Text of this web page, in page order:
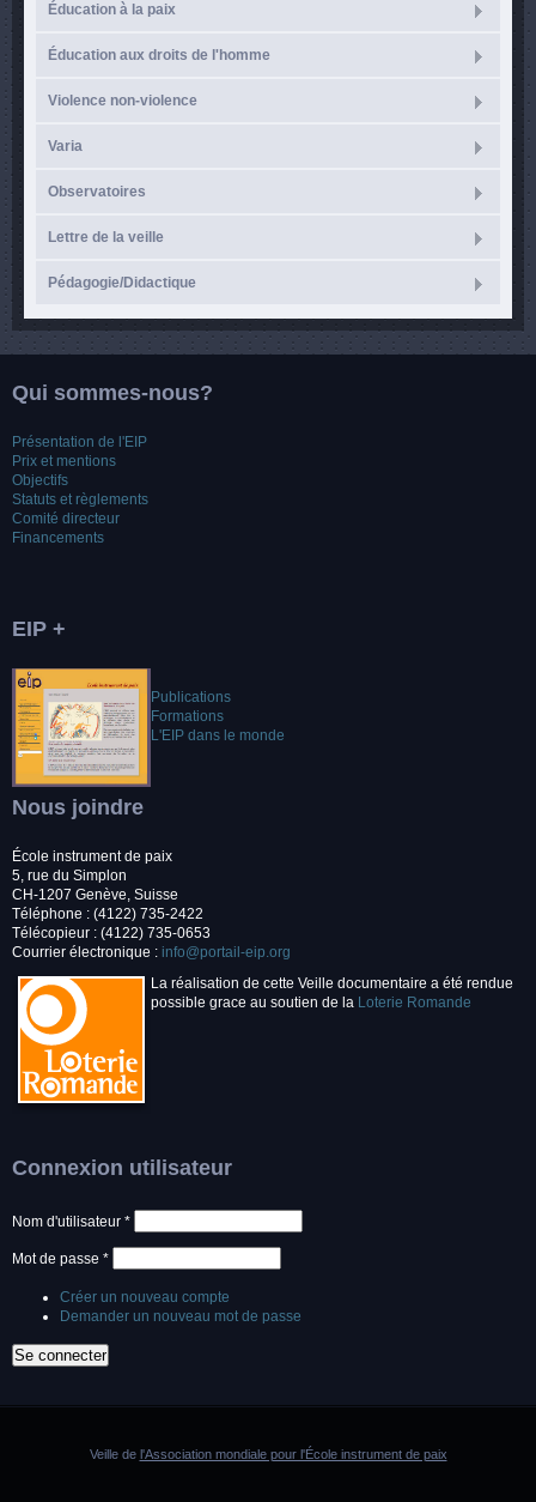
Éducation à la paix
Éducation aux droits de l'homme
Violence non-violence
Varia
Observatoires
Lettre de la veille
Pédagogie/Didactique
Qui sommes-nous?
Présentation de l'EIP
Prix et mentions
Objectifs
Statuts et règlements
Comité directeur
Financements
EIP +
Publications
Formations
L'EIP dans le monde
Nous joindre
École instrument de paix
5, rue du Simplon
CH-1207 Genève, Suisse
Téléphone : (4122) 735-2422
Télécopieur : (4122) 735-0653
Courrier électronique : info@portail-eip.org
La réalisation de cette Veille documentaire a été rendue
possible grace au soutien de la Loterie Romande
Connexion utilisateur
Nom d'utilisateur *
Mot de passe *
Créer un nouveau compte
Demander un nouveau mot de passe
Veille de l'Association mondiale pour l'École instrument de paix